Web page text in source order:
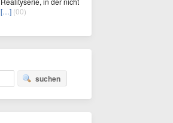
[…] (00)
suchen